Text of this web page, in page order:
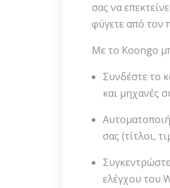
σας να
φύγετε από τον
Με το Koongo
Συνδέστε το
και μηχανές
σας (τίτλοι,
ελέγχου του